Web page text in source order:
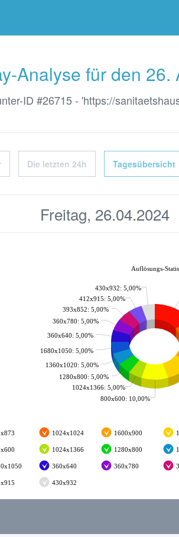
Analyse für den 26.
ID #26715 - 'https://
Die letzten 24h Tagesübersicht
Freitag, 26.04.2024
430x932: 5,00%
412x915: 5,00%
393x852: 5,00%
360x780: 5,00%
360x640: 5,00%
1680x1050: 5,00%
1360x1020: 5,00%
1280x800: 5,00%
1024x1366: 5,00%
800x600: 10,00%
Auflösungs-
1024x1024 1600x900
1024x1366 1280x800
360x640 360x780
430x932